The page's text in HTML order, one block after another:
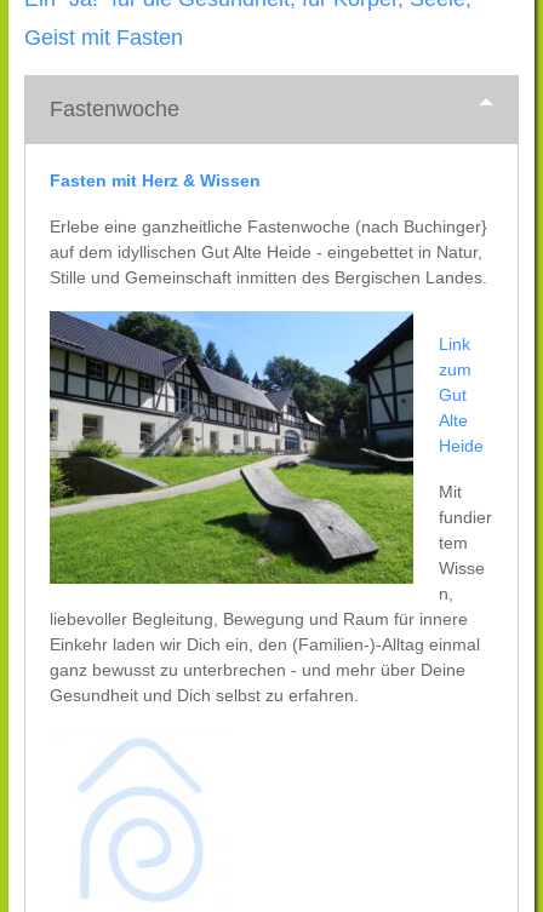
Geist mit Fasten
Fastenwoche
Fasten mit Herz & Wissen
Erlebe eine ganzheitliche Fastenwoche (nach Buchinger}
auf dem idyllischen Gut Alte Heide - eingebettet in Natur,
Stille und Gemeinschaft inmitten des Bergischen Landes.
Link
zum
Gut
Alte
Heide
Mit
fundier
tem
Wisse
n,
liebevoller Begleitung, Bewegung und Raum für innere
Einkehr laden wir Dich ein, den (Familien-)-Alltag einmal
ganz bewusst zu unterbrechen - und mehr über Deine
Gesundheit und Dich selbst zu erfahren.